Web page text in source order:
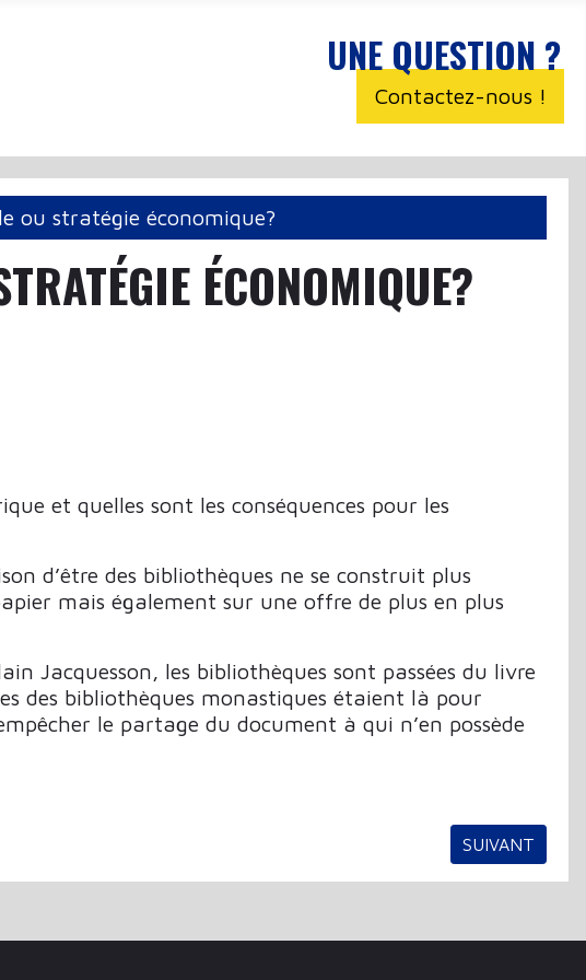
UNE QUESTION ?
Contactez-nous !
ou stratégie économique?
ÉCONOMIQUE?
et quelles sont les conséquences pour les
d’être des bibliothèques ne se construit plus
mais également sur une offre de plus en plus
Jacquesson, les bibliothèques sont passées du livre
des bibliothèques monastiques étaient là pour
le partage du document à qui n’en possède
ARTICLE
SUIVANT